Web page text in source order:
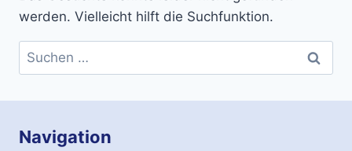
werden. Vielleicht hilft die Suchfunktion.
Suchen
nach:
Navigation